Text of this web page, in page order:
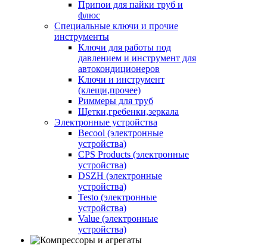
Припои для пайки труб и
флюс
Специальные ключи и прочие
инструменты
Ключи для работы под
давлением и инструмент для
автокондиционеров
Ключи и инструмент
(клещи,прочее)
Риммеры для труб
Щетки,гребенки,зеркала
Электронные устройства
Becool (электронные
устройства)
CPS Products (электронные
устройства)
DSZH (электронные
устройства)
Testo (электронные
устройства)
Value (электронные
устройства)